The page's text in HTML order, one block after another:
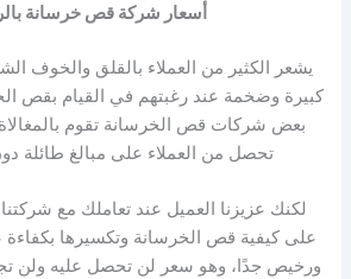
أسعار شركة قص خرسانة
يشعر الكثير من العملاء بالقلق والخوف
كبيرة وضخمة عند رغبتهم في القيام بقص
بعض شركات قص الخرسانة تقوم
تحصل من العملاء على مبالغ طائلة
لكنك عزيزنا العميل عند تعاملك مع
على كيفية قص الخرسانة وتكسيرها
ورخيص جدًا، وهو سعر لن تحصل عليه ولن